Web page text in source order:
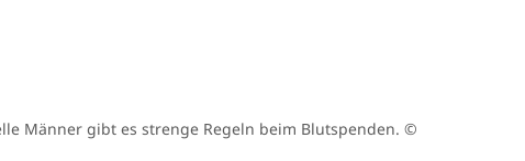
Männer gibt es strenge Regeln beim Blutspenden. ©